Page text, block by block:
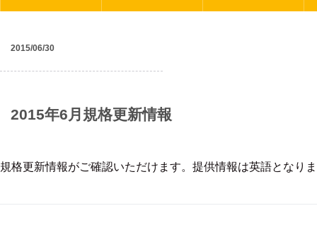
2015/06/30
2015年6月規格更新情報
規格更新情報がご確認いただけます。提供情報は英語となり